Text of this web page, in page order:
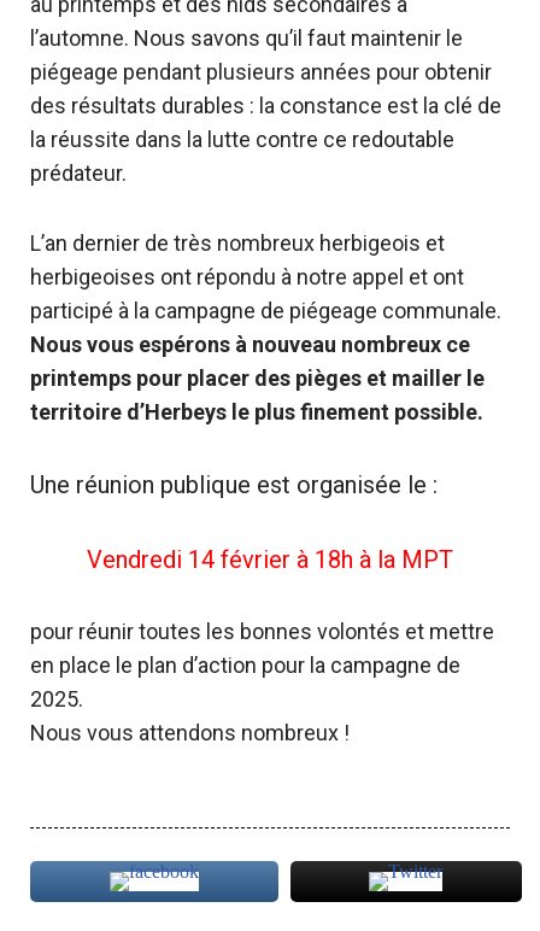
l’automne. Nous savons qu’il faut maintenir le
piégeage pendant plusieurs années pour obtenir
des résultats durables : la constance est la clé de
la réussite dans la lutte contre ce redoutable
prédateur.
L’an dernier de très nombreux herbigeois et
herbigeoises ont répondu à notre appel et ont
participé à la campagne de piégeage communale.
Nous vous espérons à nouveau nombreux ce
printemps pour placer des pièges et mailler le
territoire d’Herbeys le plus finement possible.
Une réunion publique est organisée le :
Vendredi 14 février à 18h à la MPT
pour réunir toutes les bonnes volontés et mettre
en place le plan d’action pour la campagne de
2025.
Nous vous attendons nombreux !